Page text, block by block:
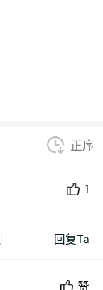
正序
1
回复Ta
赞